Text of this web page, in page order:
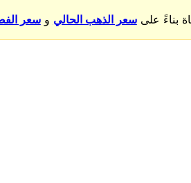
بناءً علىسعر الذهب الحالي وسعر